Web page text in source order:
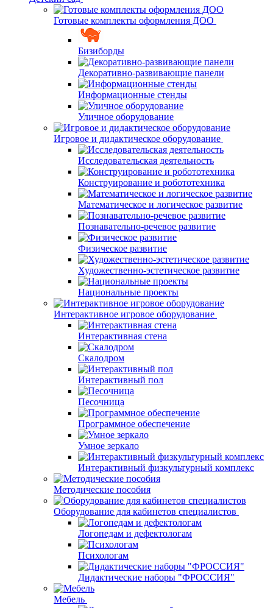
Готовые комплекты оформления ДОО
Бизиборды
Декоративно-развивающие панели
Информационные стенды
Уличное оборудование
Игровое и дидактическое оборудование
Исследовательская деятельность
Конструирование и робототехника
Математическое и логическое развитие
Познавательно-речевое развитие
Физическое развитие
Художественно-эстетическое развитие
Национальные проекты
Интерактивное игровое оборудование
Интерактивная стена
Скалодром
Интерактивный пол
Песочница
Программное обеспечение
Умное зеркало
Интерактивный физкультурный комплекс
Методические пособия
Оборудование для кабинетов специалистов
Логопедам и дефектологам
Психологам
Дидактические наборы "ФРОССИЯ"
Мебель